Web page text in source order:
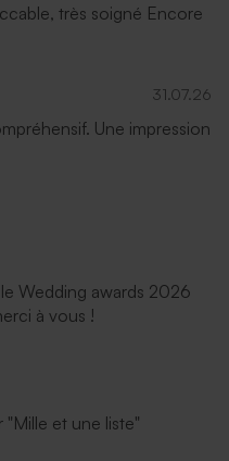
naissance
très soigné Encore
31.07.26
Une impression
Wedding awards 2026
à vous !
"Mille et une liste"